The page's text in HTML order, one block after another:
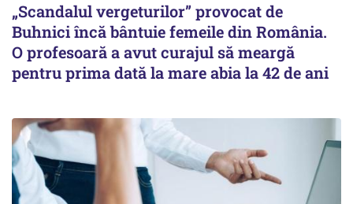
„Scandalul vergeturilor” provocat de
Buhnici încă bântuie femeile din România.
O profesoară a avut curajul să meargă
pentru prima dată la mare abia la 42 de ani